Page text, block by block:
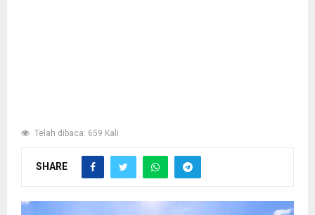
Telah dibaca: 659 Kali
SHARE